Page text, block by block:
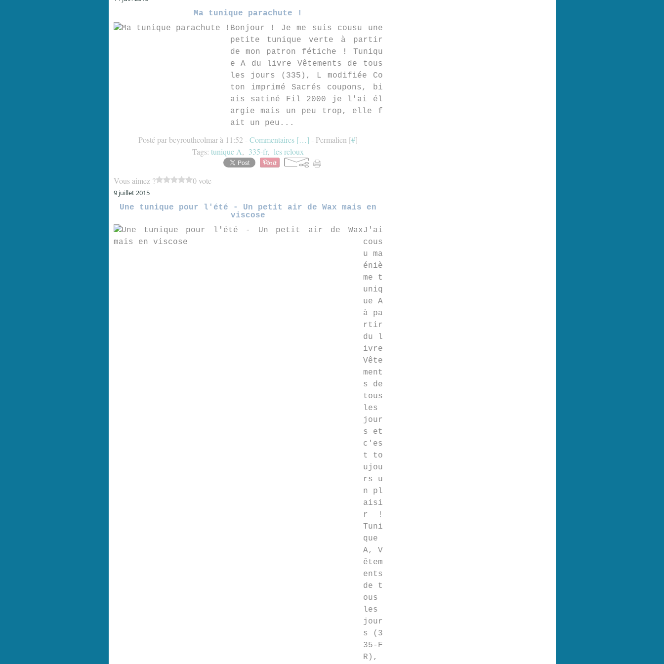
Ma tunique parachute !
Bonjour ! Je me suis cousu une
petite tunique verte à partir
de mon patron fétiche ! Tuniqu
e A du livre Vêtements de tous
les jours (335), L modifiée Co
ton imprimé Sacrés coupons, bi
ais satiné Fil 2000 je l'ai él
argie mais un peu trop, elle f
ait un peu...
Posté par beyrouthcolmar à 11:52 -Commentaires […] - Permalien [#]
Tags: tunique A, 335-fr, les reloux
Vous aimez ? 0 vote
9 juillet 2015
Une tunique pour l'été - Un petit air de Wax mais en
viscose
J'ai
cous
u ma
éniè
me t
uniq
ue A
à pa
rtir
du l
ivre
Vête
ment
s de
tous
les
jour
s et
c'es
t to
ujou
rs u
n pl
aisi
r !
Tuni
que
A, V
êtem
ents
de t
ous
les
jour
s (3
35-F
R),